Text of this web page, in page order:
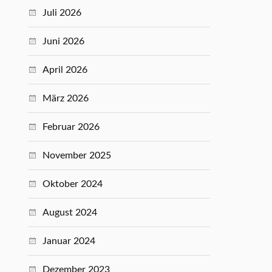
Juli 2026
Juni 2026
April 2026
März 2026
Februar 2026
November 2025
Oktober 2024
August 2024
Januar 2024
Dezember 2023